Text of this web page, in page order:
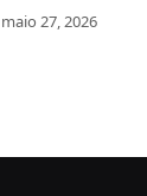
maio 27, 2026